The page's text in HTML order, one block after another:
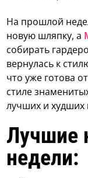
На прошлой
новую шляпку, а
собирать
вернулась к
что уже готова
стиле
лучших и
Лучшие
недели: